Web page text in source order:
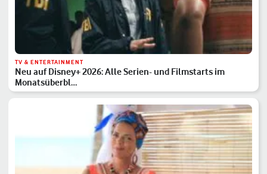
TV & ENTERTAINMENT
Neu auf Disney+ 2026: Alle Serien- und Filmstarts im
Monatsüberbl…